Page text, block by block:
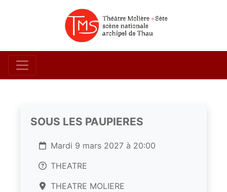
SOUS LES PAUPIERES
Mardi 9 mars 2027 à 20:00
THEATRE
THEATRE MOLIERE